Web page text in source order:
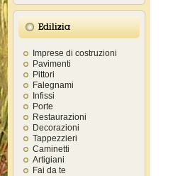
Edilizia
Imprese di costruzioni
Pavimenti
Pittori
Falegnami
Infissi
Porte
Restaurazioni
Decorazioni
Tappezzieri
Caminetti
Artigiani
Fai da te